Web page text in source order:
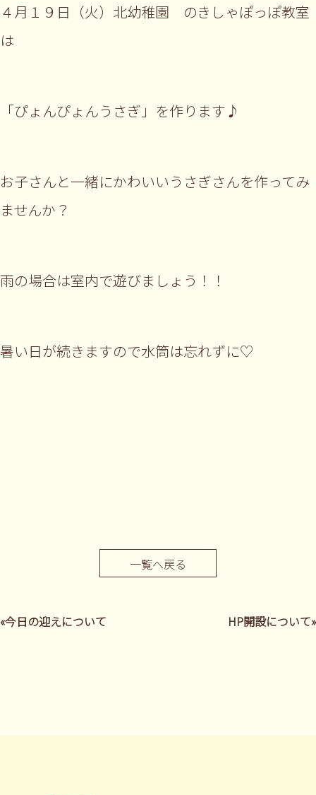
４月１９日（火）北幼稚園 のきしゃぽっぽ教室
は
「ぴょんぴょんうさぎ」を作ります♪
お子さんと一緒にかわいいうさぎさんを作ってみ
ませんか？
雨の場合は室内で遊びましょう！！
暑い日が続きますので水筒は忘れずに♡
一覧へ戻る
«今日の迎えについて HP開設について»